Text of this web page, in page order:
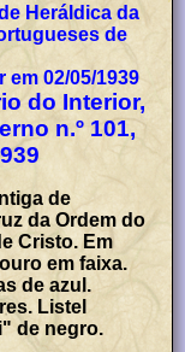
Heráldica da
de
02/05/1939
do Interior,
n.º 101,
de
da Ordem do
Cristo. Em
em faixa.
de azul.
Listel
de negro.